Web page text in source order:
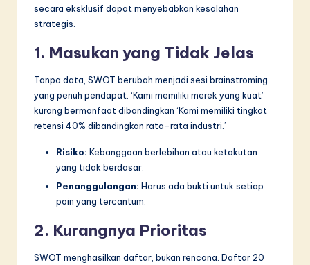
secara eksklusif dapat menyebabkan kesalahan
strategis.
1. Masukan yang Tidak Jelas
Tanpa data, SWOT berubah menjadi sesi brainstroming
yang penuh pendapat. ‘Kami memiliki merek yang kuat’
kurang bermanfaat dibandingkan ‘Kami memiliki tingkat
retensi 40% dibandingkan rata-rata industri.’
Risiko: Kebanggaan berlebihan atau ketakutan
yang tidak berdasar.
Penanggulangan: Harus ada bukti untuk setiap
poin yang tercantum.
2. Kurangnya Prioritas
SWOT menghasilkan daftar, bukan rencana. Daftar 20